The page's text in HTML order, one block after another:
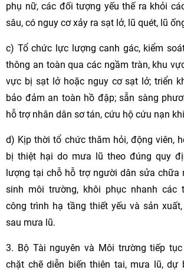
phụ nữ, các đối tượng yếu thế ra khỏi
sâu, có nguy cơ xảy ra sạt lở, lũ quét, lũ
c) Tổ chức lực lượng canh gác, kiểm
thông an toàn qua các ngầm tràn, khu
vực bị sạt lở hoặc nguy cơ sạt lở; triển
bảo đảm an toàn hồ đập; sẵn sàng
hỗ trợ nhân dân sơ tán, cứu hộ cứu nạn
d) Kịp thời tổ chức thăm hỏi, động viên,
bị thiệt hại do mưa lũ theo đúng quy
lượng tại chỗ hỗ trợ người dân sửa chữa
sinh môi trường, khôi phục nhanh các
công trình hạ tầng thiết yếu và sản
sau mưa lũ.
3. Bộ Tài nguyên và Môi trường tiếp
chặt chẽ diễn biến thiên tai, mưa lũ, dự